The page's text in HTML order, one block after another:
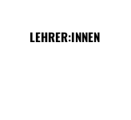
LEHRER:INNEN